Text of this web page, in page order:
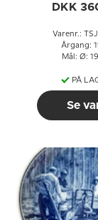
DKK
Varenr.:
Årgang:
Mål: Ø:
PÅ
Se